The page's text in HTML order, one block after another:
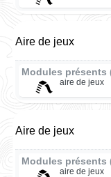
Aire de jeux
Modules présents
aire de jeux
Aire de jeux
Modules présents
aire de jeux